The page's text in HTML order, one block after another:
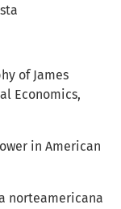
of James
Economics,
in American
norteamericana